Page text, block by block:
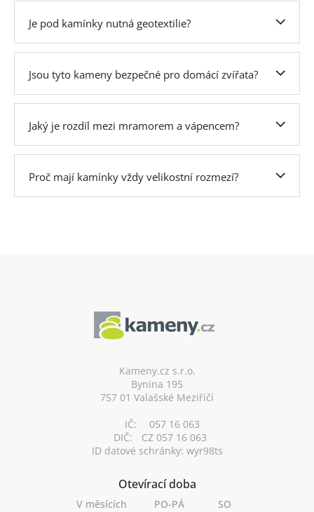
Je pod kamínky nutná geotextilie?
Jsou tyto kameny bezpečné pro domácí zvířata?
Jaký je rozdíl mezi mramorem a vápencem?
Proč mají kamínky vždy velikostní rozmezí?
Kameny.cz s.r.o.
Bynina 195
757 01 Valašské Meziříčí
IČ:
057 16 063
DIČ:
CZ 057 16 063
ID datové schránky: wyr98ts
Otevírací doba
V měsících PO-PÁ
SO